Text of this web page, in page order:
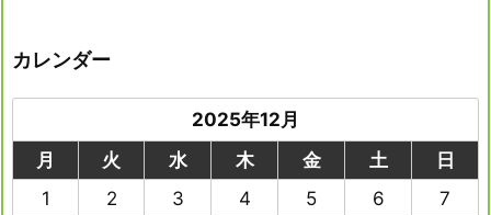
カレンダー
2025年12月
月
火 水 木 金 土
日
1
2 3 4 5 6
7